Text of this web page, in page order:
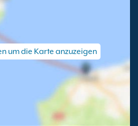
um die Karte anzuzeigen